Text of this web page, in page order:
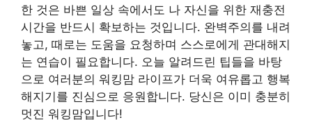
한 것은 바쁜 일상 속에서도 나 자신을 위한 재충전
시간을 반드시 확보하는 것입니다. 완벽주의를 내려
놓고, 때로는 도움을 요청하며 스스로에게 관대해지
는 연습이 필요합니다. 오늘 알려드린 팁들을 바탕
으로 여러분의 워킹맘 라이프가 더욱 여유롭고 행복
해지기를 진심으로 응원합니다. 당신은 이미 충분히
멋진 워킹맘입니다!